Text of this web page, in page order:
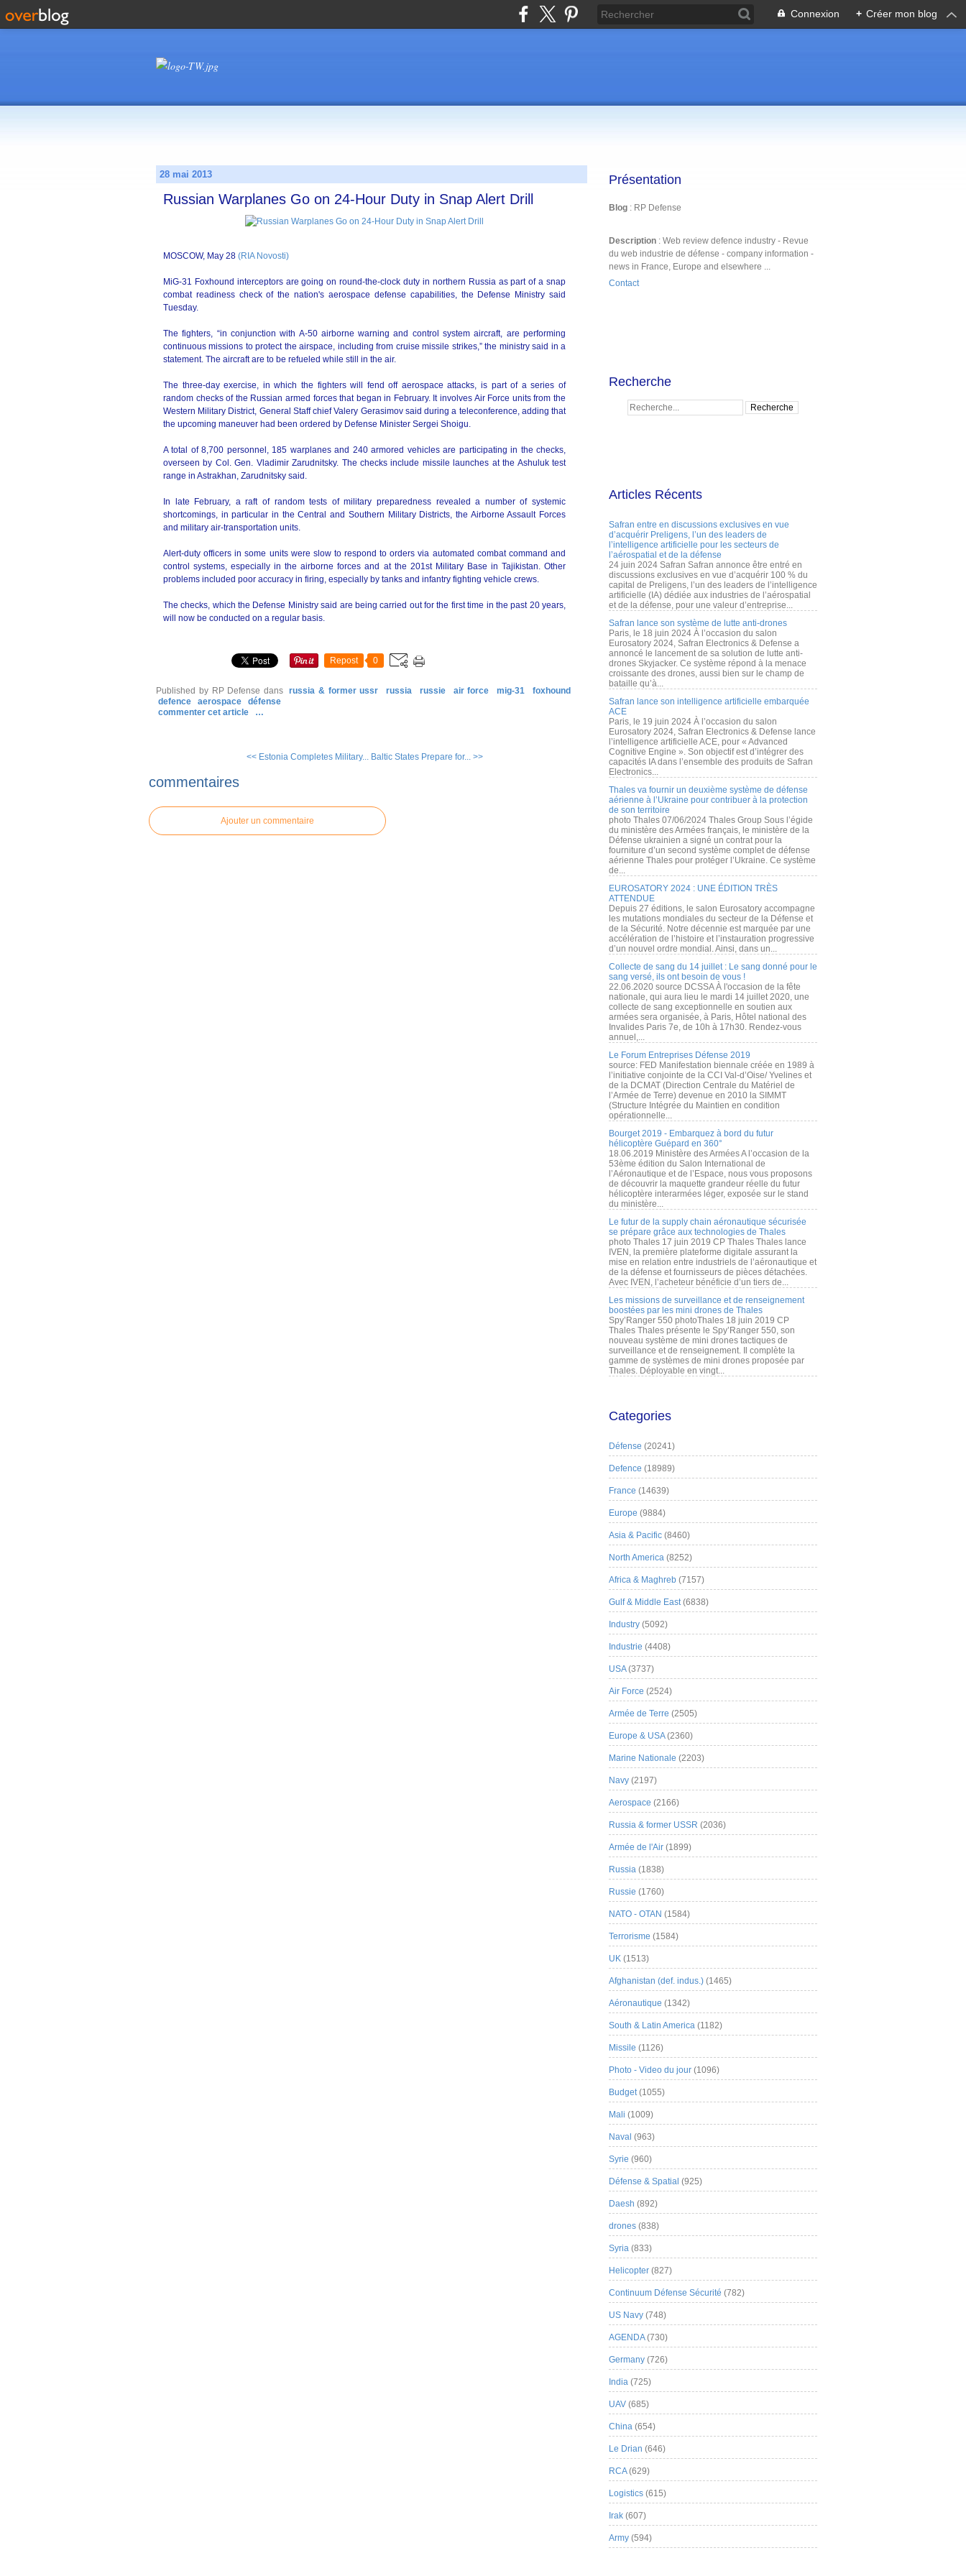
Connexion + Créer mon blog
28 mai 2013
Russian Warplanes Go on 24-Hour Duty in Snap Alert Drill
MOSCOW, May 28 (RIA Novosti)
MiG-31 Foxhound interceptors are going on round-the-clock duty in northern Russia as part of a snap
combat readiness check of the nation's aerospace defense capabilities, the Defense Ministry said
Tuesday.
The fighters, “in conjunction with A-50 airborne warning and control system aircraft, are performing
continuous missions to protect the airspace, including from cruise missile strikes,” the ministry said in a
statement. The aircraft are to be refueled while still in the air.
The three-day exercise, in which the fighters will fend off aerospace attacks, is part of a series of
random checks of the Russian armed forces that began in February. It involves Air Force units from the
Western Military District, General Staff chief Valery Gerasimov said during a teleconference, adding that
the upcoming maneuver had been ordered by Defense Minister Sergei Shoigu.
A total of 8,700 personnel, 185 warplanes and 240 armored vehicles are participating in the checks,
overseen by Col. Gen. Vladimir Zarudnitsky. The checks include missile launches at the Ashuluk test
range in Astrakhan, Zarudnitsky said.
In late February, a raft of random tests of military preparedness revealed a number of systemic
shortcomings, in particular in the Central and Southern Military Districts, the Airborne Assault Forces
and military air-transportation units.
Alert-duty officers in some units were slow to respond to orders via automated combat command and
control systems, especially in the airborne forces and at the 201st Military Base in Tajikistan. Other
problems included poor accuracy in firing, especially by tanks and infantry fighting vehicle crews.
The checks, which the Defense Ministry said are being carried out for the first time in the past 20 years,
will now be conducted on a regular basis.
Repost 0
Published by RP Defense dans russia & former ussr russia russie air force mig-31
foxhound
defence
aerospace
défense
commenter cet article
…
<< Estonia Completes Military... Baltic States Prepare for... >>
commentaires
Ajouter un commentaire
Présentation
Blog : RP Defense
Description : Web review defence industry - Revue
du web industrie de défense - company information -
news in France, Europe and elsewhere ...
Contact
Recherche
Articles Récents
Safran entre en discussions exclusives en vue
d’acquérir Preligens, l’un des leaders de
l’intelligence artificielle pour les secteurs de
l’aérospatial et de la défense
24 juin 2024 Safran Safran annonce être entré en
discussions exclusives en vue d’acquérir 100 % du
capital de Preligens, l’un des leaders de l’intelligence
artificielle (IA) dédiée aux industries de l’aérospatial
et de la défense, pour une valeur d’entreprise...
Safran lance son système de lutte anti-drones
Paris, le 18 juin 2024 À l’occasion du salon
Eurosatory 2024, Safran Electronics & Defense a
annoncé le lancement de sa solution de lutte anti-
drones Skyjacker. Ce système répond à la menace
croissante des drones, aussi bien sur le champ de
bataille qu’à...
Safran lance son intelligence artificielle embarquée
ACE
Paris, le 19 juin 2024 À l’occasion du salon
Eurosatory 2024, Safran Electronics & Defense lance
l’intelligence artificielle ACE, pour « Advanced
Cognitive Engine ». Son objectif est d’intégrer des
capacités IA dans l’ensemble des produits de Safran
Electronics...
Thales va fournir un deuxième système de défense
aérienne à l’Ukraine pour contribuer à la protection
de son territoire
photo Thales 07/06/2024 Thales Group Sous l’égide
du ministère des Armées français, le ministère de la
Défense ukrainien a signé un contrat pour la
fourniture d’un second système complet de défense
aérienne Thales pour protéger l’Ukraine. Ce système
de...
EUROSATORY 2024 : UNE ÉDITION TRÈS
ATTENDUE
Depuis 27 éditions, le salon Eurosatory accompagne
les mutations mondiales du secteur de la Défense et
de la Sécurité. Notre décennie est marquée par une
accélération de l’histoire et l’instauration progressive
d’un nouvel ordre mondial. Ainsi, dans un...
Collecte de sang du 14 juillet : Le sang donné pour le
sang versé, ils ont besoin de vous !
22.06.2020 source DCSSA À l'occasion de la fête
nationale, qui aura lieu le mardi 14 juillet 2020, une
collecte de sang exceptionnelle en soutien aux
armées sera organisée, à Paris, Hôtel national des
Invalides Paris 7e, de 10h à 17h30. Rendez-vous
annuel,...
Le Forum Entreprises Défense 2019
source: FED Manifestation biennale créée en 1989 à
l’initiative conjointe de la CCI Val-d’Oise/ Yvelines et
de la DCMAT (Direction Centrale du Matériel de
l’Armée de Terre) devenue en 2010 la SIMMT
(Structure Intégrée du Maintien en condition
opérationnelle...
Bourget 2019 - Embarquez à bord du futur
hélicoptère Guépard en 360°
18.06.2019 Ministère des Armées A l’occasion de la
53ème édition du Salon International de
l’Aéronautique et de l’Espace, nous vous proposons
de découvrir la maquette grandeur réelle du futur
hélicoptère interarmées léger, exposée sur le stand
du ministère...
Le futur de la supply chain aéronautique sécurisée
se prépare grâce aux technologies de Thales
photo Thales 17 juin 2019 CP Thales Thales lance
IVEN, la première plateforme digitale assurant la
mise en relation entre industriels de l’aéronautique et
de la défense et fournisseurs de pièces détachées.
Avec IVEN, l’acheteur bénéficie d’un tiers de...
Les missions de surveillance et de renseignement
boostées par les mini drones de Thales
Spy’Ranger 550 photoThales 18 juin 2019 CP
Thales Thales présente le Spy’Ranger 550, son
nouveau système de mini drones tactiques de
surveillance et de renseignement. Il complète la
gamme de systèmes de mini drones proposée par
Thales. Déployable en vingt...
Categories
Défense (20241)
Defence (18989)
France (14639)
Europe (9884)
Asia & Pacific (8460)
North America (8252)
Africa & Maghreb (7157)
Gulf & Middle East(6838)
Industry (5092)
Industrie (4408)
USA(3737)
Air Force (2524)
Armée de Terre (2505)
Europe & USA(2360)
Marine Nationale (2203)
Navy (2197)
Aerospace (2166)
Russia & former USSR (2036)
Armée de l'Air (1899)
Russia (1838)
Russie (1760)
NATO - OTAN (1584)
Terrorisme (1584)
UK (1513)
Afghanistan (def. indus.) (1465)
Aéronautique (1342)
South & Latin America (1182)
Missile (1126)
Photo - Video du jour (1096)
Budget(1055)
Mali (1009)
Naval (963)
Syrie (960)
Défense & Spatial (925)
Daesh (892)
drones (838)
Syria (833)
Helicopter (827)
Continuum Défense Sécurité (782)
US Navy (748)
AGENDA(730)
Germany (726)
India (725)
UAV (685)
China (654)
Le Drian (646)
RCA(629)
Logistics (615)
Irak (607)
Army (594)